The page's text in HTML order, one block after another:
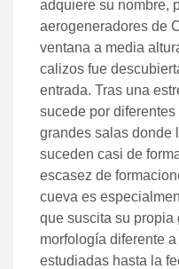
adquiere su nombre,
aerogeneradores de
ventana a media
calizos fue
entrada. Tras una
sucede por
grandes salas donde
suceden casi de
escasez de
cueva es
que suscita su propia
morfología diferente
estudiadas hasta la